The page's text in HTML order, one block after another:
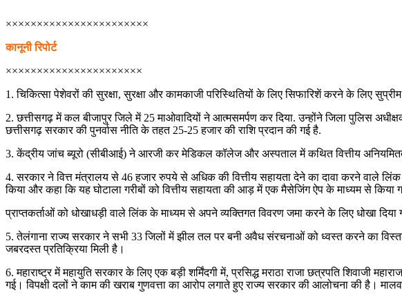
×××××××××××××××××××××××
कानूनी रिपोर्ट
××××××××××××××××××××××
1. चिकित्सा पेशेवरों की सुरक्षा, सुरक्षा और कामकाजी परिस्थितियों के लिए सिफारिशें करने के लिए
2. छत्तीसगढ़ में कल बीजापुर जिले में 25 माओवादियों ने आत्मसमर्पण कर दिया. उन्होंने जिला पुलिस
छत्तीसगढ़ सरकार की पुनर्वास नीति के तहत 25-25 हजार की राशि प्रदान की गई है.
3. केंद्रीय जांच ब्यूरो (सीबीआई) ने आरजी कर मेडिकल कॉलेज और अस्पताल में कथित वित्तीय
4. सरकार ने वित्त मंत्रालय से 46 हजार रुपये से अधिक की वित्तीय सहायता देने का दावा करने वाले
किया और कहा कि यह घोटाला गरीबों को वित्तीय सहायता की आड़ में एक मैसेजिंग ऐप के माध्यम से किया
प्राप्तकर्ताओं को धोखाधड़ी वाले लिंक के माध्यम से अपने व्यक्तिगत विवरण जमा करने के लिए धोखा
5. तेलंगाना राज्य सरकार ने सभी 33 जिलों में झील तल पर बनी अवैध संरचनाओं को ध्वस्त करने का
जबरदस्त प्रतिक्रिया मिली है।
6. महाराष्ट्र में महायुति सरकार के लिए एक बड़ी शर्मिंदगी में, प्रसिद्ध मराठा राजा छत्रपति शिवाजी
गई। विपक्षी दलों ने काम की खराब गुणवत्ता का आरोप लगाते हुए राज्य सरकार की आलोचना की है।